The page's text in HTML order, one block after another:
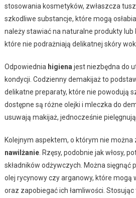
stosowania kosmetyków, zwłaszcza
szkodliwe substancje, które mogą
należy stawiać na naturalne produkty
które nie podrażniają delikatnej skóry
Odpowiednia higiena jest niezbędna do
kondycji. Codzienny demakijaż to
delikatne preparaty, które nie powodują
dostępne są różne olejki i mleczka do
usuwają makijaż, jednocześnie
Kolejnym aspektem, o którym nie można
nawilżanie. Rzęsy, podobnie jak włosy,
składników odżywczych. Można sięgnąć
olej rycynowy czy arganowy, które mogą
oraz zapobiegać ich łamliwości. Stosując